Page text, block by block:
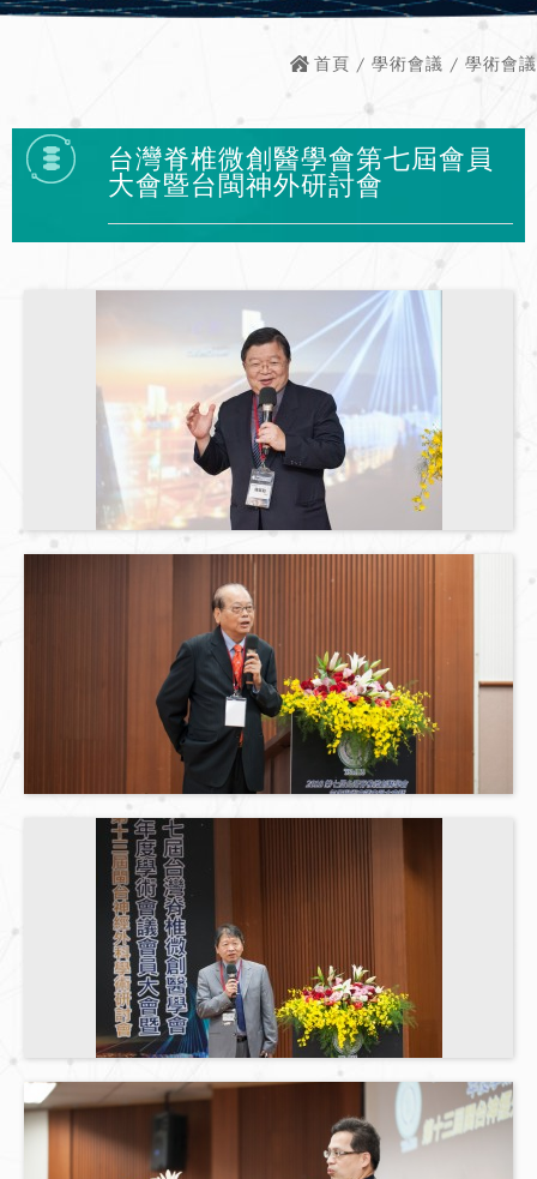
首頁 / 學術會議 / 學術會議
台灣脊椎微創醫學會第七屆會員
大會暨台閩神外研討會